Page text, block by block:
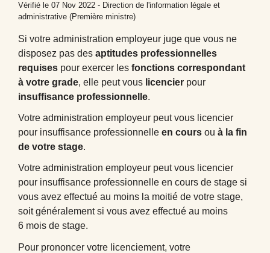
Vérifié le 07 Nov 2022 - Direction de l'information légale et
administrative (Première ministre)
Si votre administration employeur juge que vous ne
disposez pas des aptitudes professionnelles
requises pour exercer les fonctions correspondant
à votre grade, elle peut vous licencier pour
insuffisance professionnelle.
Votre administration employeur peut vous licencier
pour insuffisance professionnelle en cours ou à la fin
de votre stage.
Votre administration employeur peut vous licencier
pour insuffisance professionnelle en cours de stage si
vous avez effectué au moins la moitié de votre stage,
soit généralement si vous avez effectué au moins
6 mois de stage.
Pour prononcer votre licenciement, votre